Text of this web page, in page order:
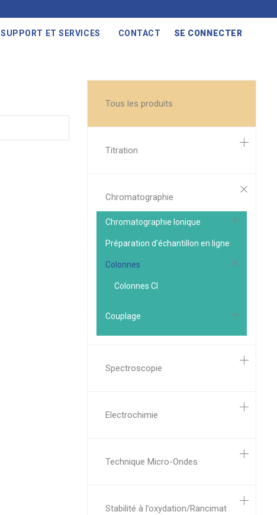
SUPPORT ET SERVICES CONTACT SE CONNECTER
Tous les produits
Titration
Chromatographie
Chromatographie Ionique
Préparation d'échantillon en ligne
Colonnes
Colonnes CI
Couplage
Spectroscopie
Electrochimie
Technique Micro-Ondes
Stabilité à l’oxydation/Rancimat